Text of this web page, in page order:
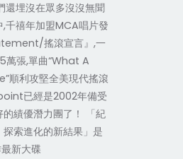
還埋沒在眾多沒沒無聞
,千禧年加盟MCA唱片發
搖滾宣言』,一
萬張,單曲“What A
順利攻堅全美現代搖滾
已經是2002年備受
績優潛力團了！ 「紀
索進化的新結果」是
新大碟